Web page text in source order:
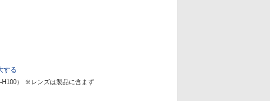
する
） ※レンズは製品に含まず